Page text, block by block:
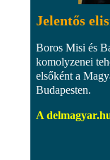
Jelentős
Boros Misi és
komolyzenei
elsőként a
Budapesten.
A